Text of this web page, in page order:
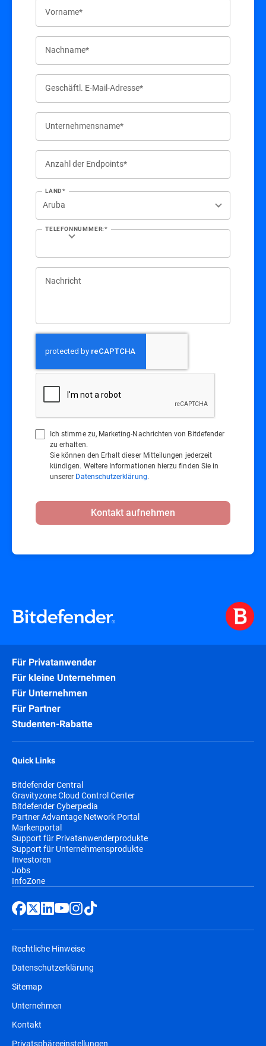
Vorname*
Nachname*
Geschäftl. E-Mail-Adresse*
Unternehmensname*
Anzahl der Endpoints*
LAND*
TELEFONNUMMER:*
Nachricht
Ich stimme zu, Marketing-Nachrichten von Bitdefender
zu erhalten.
Sie können den Erhalt dieser Mitteilungen jederzeit
kündigen. Weitere Informationen hierzu finden Sie in
unserer Datenschutzerklärung.
Kontakt aufnehmen
Für Privatanwender
Für kleine Unternehmen
Für Unternehmen
Für Partner
Studenten-Rabatte
Quick Links
Bitdefender Central
Gravityzone Cloud Control Center
Bitdefender Cyberpedia
Partner Advantage Network Portal
Markenportal
Support für Privatanwenderprodukte
Support für Unternehmensprodukte
Investoren
Jobs
InfoZone
Rechtliche Hinweise
Datenschutzerklärung
Sitemap
Unternehmen
Kontakt
Privatsphäreeinstellungen